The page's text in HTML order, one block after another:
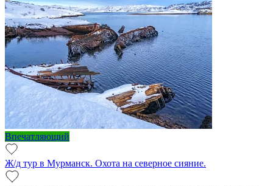
Впечатляющий
Ж/д тур в Мурманск. Охота на северное сияние.